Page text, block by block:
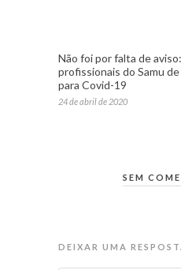
Não foi por falta de
profissionais do Samu
para Covid-19
24 de abril de 2020
SEM
DEIXAR UMA